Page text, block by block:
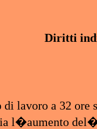
Diritti
lavoro a 32
l�aumento